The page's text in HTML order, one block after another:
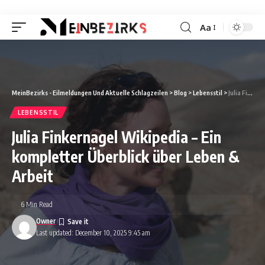
Font
Aa
MeinBezirks - Eilmeldungen Und Aktuelle Schlagzeilen >Blog >Lebensstil >Julia Finkernagel Wikipedia – Ein kompletter Überblick über Leben & Arbeit
LEBENSSTIL
Julia Finkernagel Wikipedia – Ein
kompletter Überblick über Leben &
Arbeit
Last updated: December 10, 2025 9:45 am
Owner
6 Min Read